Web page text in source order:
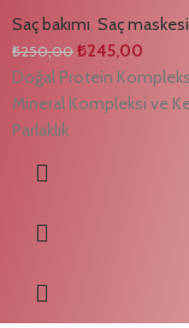
Saç bakımı, Saç maskesi
₺250,00 ₺245,00
Doğal Protein
Mineral Kompleksi ve
Parlaklık